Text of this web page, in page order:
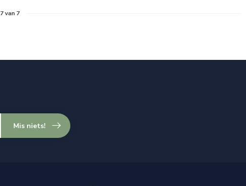
7van 7
Mis niets!